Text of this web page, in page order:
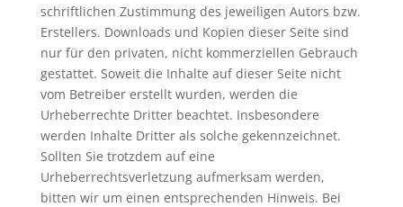
schriftlichen Zustimmung des jeweiligen Autors bzw.
Erstellers. Downloads und Kopien dieser Seite sind
nur für den privaten, nicht kommerziellen Gebrauch
gestattet. Soweit die Inhalte auf dieser Seite nicht
vom Betreiber erstellt wurden, werden die
Urheberrechte Dritter beachtet. Insbesondere
werden Inhalte Dritter als solche gekennzeichnet.
Sollten Sie trotzdem auf eine
Urheberrechtsverletzung aufmerksam werden,
bitten wir um einen entsprechenden Hinweis. Bei